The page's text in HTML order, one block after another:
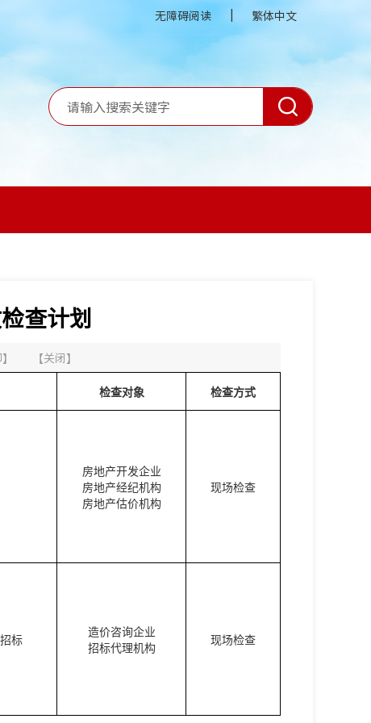
无障碍阅读 | 繁体中文
查计划
】 【关闭】
检查对象 检查方式
房地产开发企业
房地产经纪机构
房地产估价机构
现场检查
标
造价咨询企业
招标代理机构
现场检查